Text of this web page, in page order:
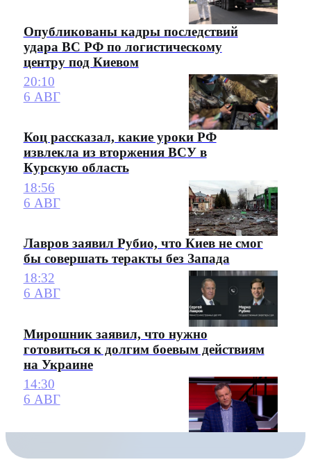
Опубликованы кадры последствий
удара ВС РФ по логистическому
центру под Киевом
20:10
6 АВГ
Коц рассказал, какие уроки РФ
извлекла из вторжения ВСУ в
Курскую область
18:56
6 АВГ
Лавров заявил Рубио, что Киев не смог
бы совершать теракты без Запада
18:32
6 АВГ
Мирошник заявил, что нужно
готовиться к долгим боевым действиям
на Украине
14:30
6 АВГ